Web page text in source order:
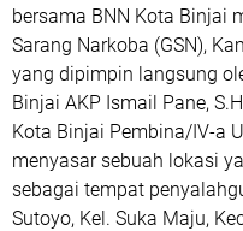
bersama BNN Kota Binjai
Sarang Narkoba (GSN),
yang dipimpin langsung
Binjai AKP Ismail Pane,
Kota Binjai Pembina/IV-a
menyasar sebuah lokasi
sebagai tempat
Sutoyo, Kel. Suka Maju,